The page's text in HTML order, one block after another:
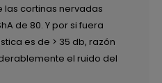
cortinas nervadas
de 80. Y por si fuera
es de > 35 db, razón
el ruido del